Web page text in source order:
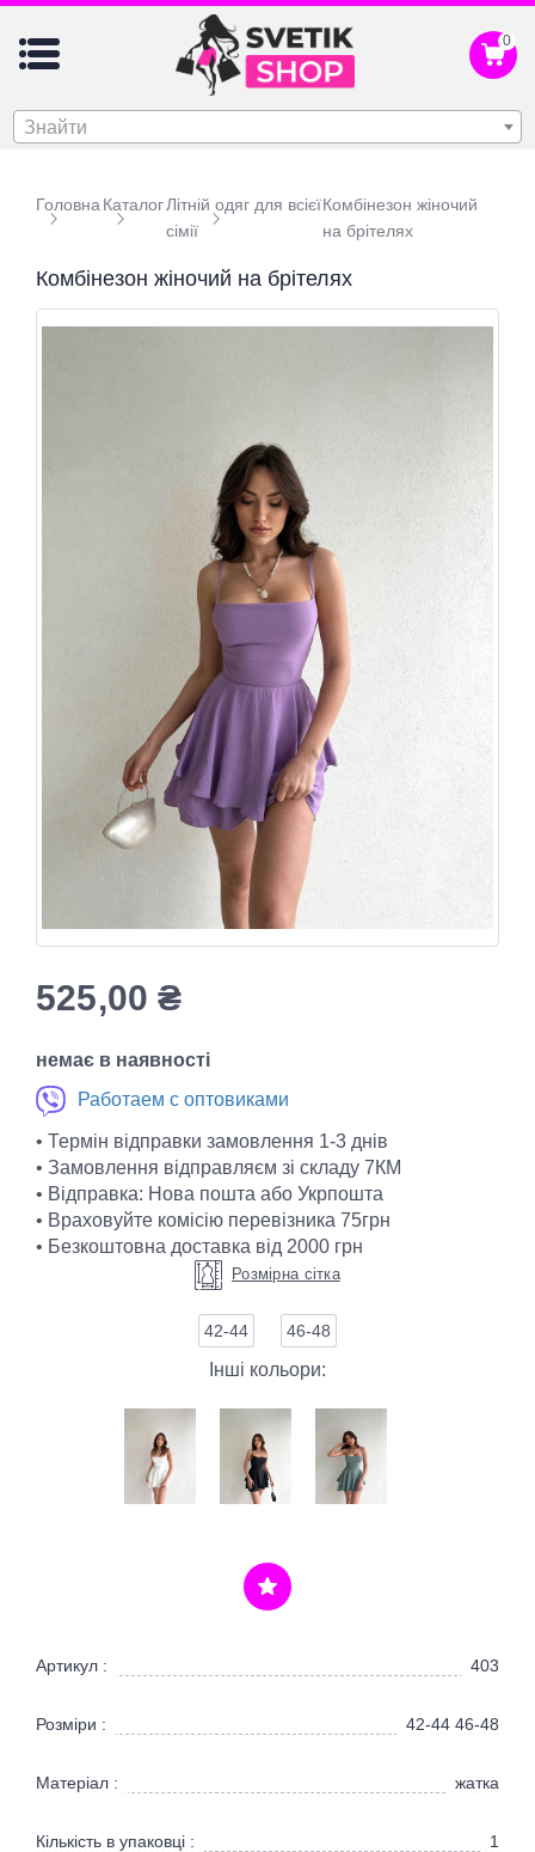
0
Знайти
Головна Каталог Літній одяг для всієї
сімії
Комбінезон жіночий
на брітелях
Комбінезон жіночий на брітелях
525,00₴
немає в наявності
Работаем с оптовиками
• Термін відправки замовлення 1-3 днів
• Замовлення відправляєм зі складу 7КМ
• Відправка: Нова пошта або Укрпошта
• Враховуйте комісію перевізника 75грн
• Безкоштовна доставка від 2000 грн
Розмірна сітка
42-44 46-48
Інші кольори:
Артикул : 403
Розміри : 42-44 46-48
Матеріал : жатка
Кількість в упаковці : 1